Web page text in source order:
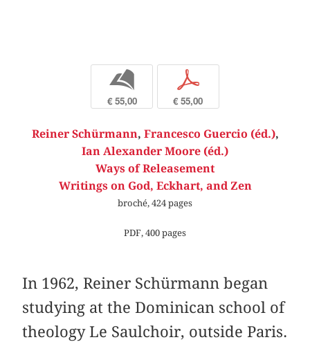
b
€ 55,00
p
€ 55,00
Reiner Schürmann, Francesco Guercio (éd.),
Ian Alexander Moore (éd.)
Ways of Releasement
Writings on God, Eckhart, and Zen
broché, 424 pages
PDF, 400 pages
In 1962, Reiner Schürmann began
studying at the Dominican school of
theology Le Saulchoir, outside Paris.